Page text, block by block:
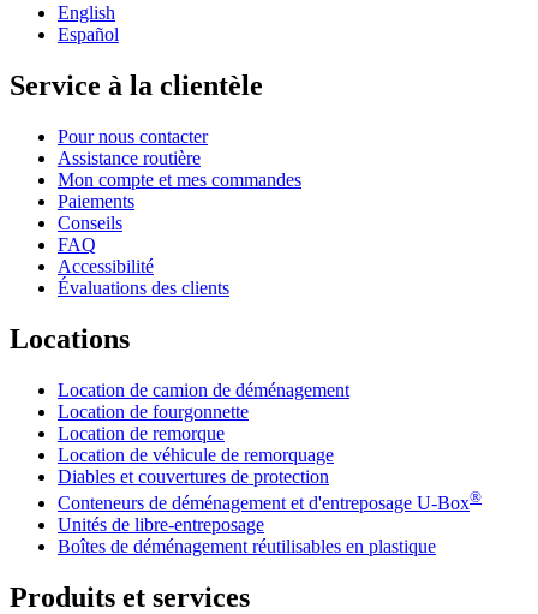
English
Español
Service à la clientèle
Pour nous contacter
Assistance routière
Mon compte et mes commandes
Paiements
Conseils
FAQ
Accessibilité
Évaluations des clients
Locations
Location de camion de déménagement
Location de fourgonnette
Location de remorque
Location de véhicule de remorquage
Diables et couvertures de protection
Conteneurs de déménagement et d'entreposage U-Box®
Unités de libre-entreposage
Boîtes de déménagement réutilisables en plastique
Produits et services